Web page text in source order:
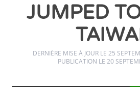
JUMPED
DERNIÈRE MISE À JOUR LE 25
PUBLICATION LE 20